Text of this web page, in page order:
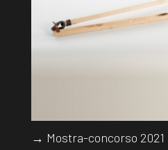
→ Mostra-concorso 2021